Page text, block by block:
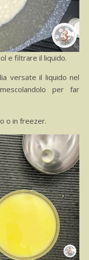
e filtrare il liquido.
versate il liquido nel
per far
o in freezer.